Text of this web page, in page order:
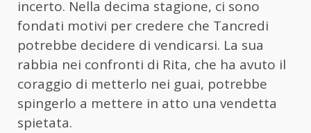
incerto. Nella decima stagione, ci sono
fondati motivi per credere che Tancredi
potrebbe decidere di vendicarsi. La sua
rabbia nei confronti di Rita, che ha avuto il
coraggio di metterlo nei guai, potrebbe
spingerlo a mettere in atto una vendetta
spietata.